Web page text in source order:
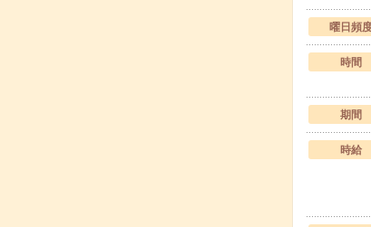
曜日頻
時間
期間
時給